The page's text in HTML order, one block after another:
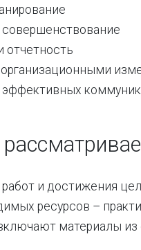
совершенствование
отчетность
эффективных
и достижения
ресурсов –
включают материалы